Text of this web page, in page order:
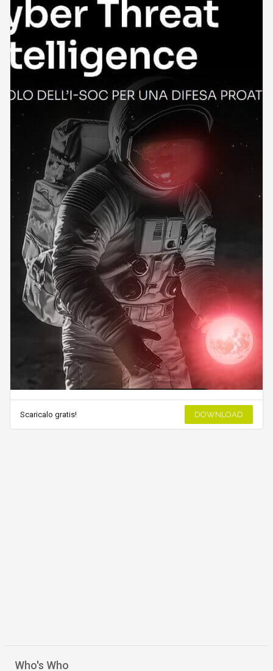
Scaricalo gratis! DOWNLOAD
Who's Who